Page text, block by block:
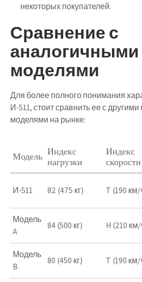
некоторых покупателей.
Сравнение с
аналогичными
моделями
Для более полного понимания
И-511, стоит сравнить ее с
моделями на рынке:
Модель Индекс
нагрузки
Индекс
скорости
И-511 82 (475 кг) T (190 км/
Модель
A
84 (500 кг) H (210
Модель
B
80 (450 кг) T (190 км/